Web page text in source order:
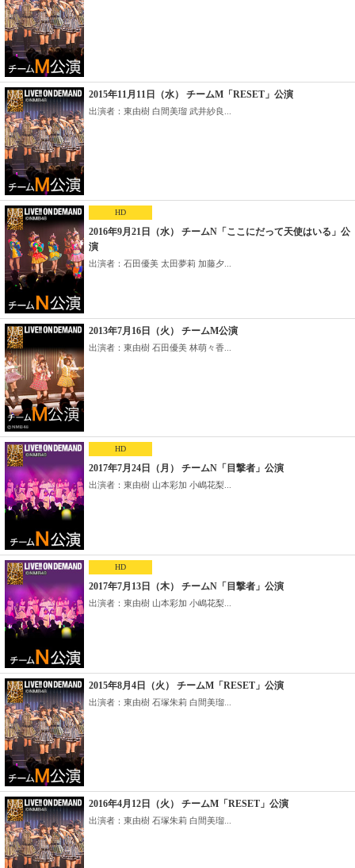
2015年11月11日（水） チームM「RESET」公演
出演者：東由樹 白間美瑠 武井紗良...
HD
2016年9月21日（水） チームN「ここにだって天使はいる」公
演
出演者：石田優美 太田夢莉 加藤夕...
2013年7月16日（火） チームM公演
出演者：東由樹 石田優美 林萌々香...
HD
2017年7月24日（月） チームN「目撃者」公演
出演者：東由樹 山本彩加 小嶋花梨...
HD
2017年7月13日（木） チームN「目撃者」公演
出演者：東由樹 山本彩加 小嶋花梨...
2015年8月4日（火） チームM「RESET」公演
出演者：東由樹 石塚朱莉 白間美瑠...
2016年4月12日（火） チームM「RESET」公演
出演者：東由樹 石塚朱莉 白間美瑠...